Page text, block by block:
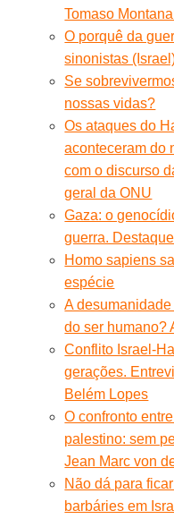
Tomaso
O porquê da
sinonistas
Se
nossas vidas?
Os ataques do
aconteceram do
com o discurso
geral da ONU
Gaza: o
guerra.
Homo sapiens
espécie
A
do ser humano?
Conflito Israel-
gerações.
Belém Lopes
O confronto
palestino: sem
Jean Marc von
Não dá para
barbáries em